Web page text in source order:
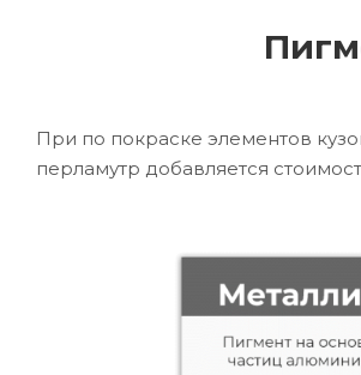
При по покраске элементов
перламутр добавляется